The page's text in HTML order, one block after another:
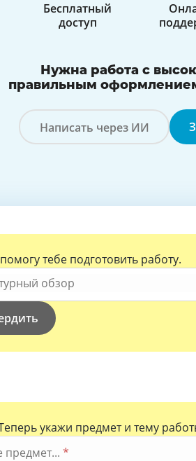
Бесплатный
доступ
Нужна работа с
правильным
Написать через ИИ
с AI
тебе подготовить работу.
* обзор
укажи предмет и тему
предмет... *